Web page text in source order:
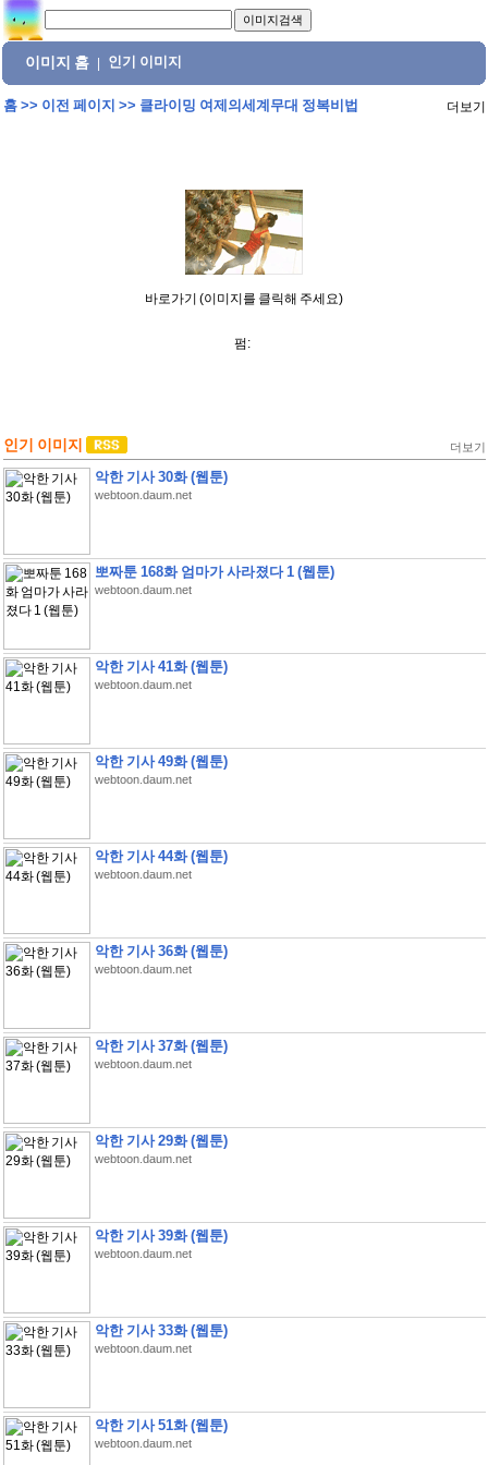
이미지 홈 인기 이미지
홈>> 이전 페이지 >> 클라이밍 여제의세계무대 정복비법 더보기
바로가기 (이미지를 클릭해 주세요)
펌:
인기 이미지 더보기
악한 기사 30화 (웹툰)
webtoon.daum.net
뽀짜툰 168화 엄마가 사라졌다 1 (웹툰)
webtoon.daum.net
악한 기사 41화 (웹툰)
webtoon.daum.net
악한 기사 49화 (웹툰)
webtoon.daum.net
악한 기사 44화 (웹툰)
webtoon.daum.net
악한 기사 36화 (웹툰)
webtoon.daum.net
악한 기사 37화 (웹툰)
webtoon.daum.net
악한 기사 29화 (웹툰)
webtoon.daum.net
악한 기사 39화 (웹툰)
webtoon.daum.net
악한 기사 33화 (웹툰)
webtoon.daum.net
악한 기사 51화 (웹툰)
webtoon.daum.net